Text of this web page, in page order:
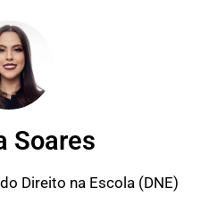
Soares
Direito na Escola (DNE)